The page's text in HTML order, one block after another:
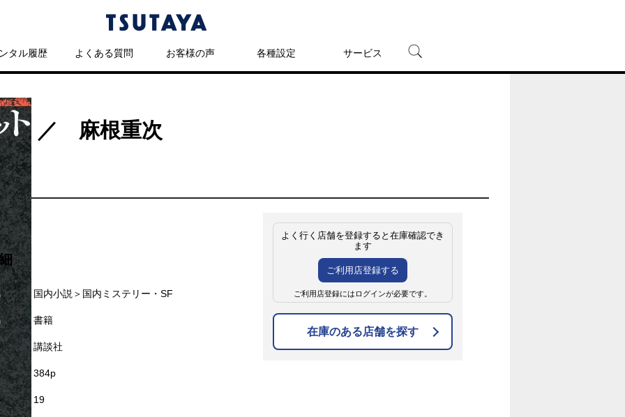
タル履歴 よくある質問 お客様の声 各種設定 サービス
ト ／ 麻根重次
国内小説＞国内ミステリー・SF
書籍
講談社
384p
19
よく行く店舗を登録すると在庫確認でき
ます
ご利用店登録する
ご利用店登録にはログインが必要です。
在庫のある店舗を探す